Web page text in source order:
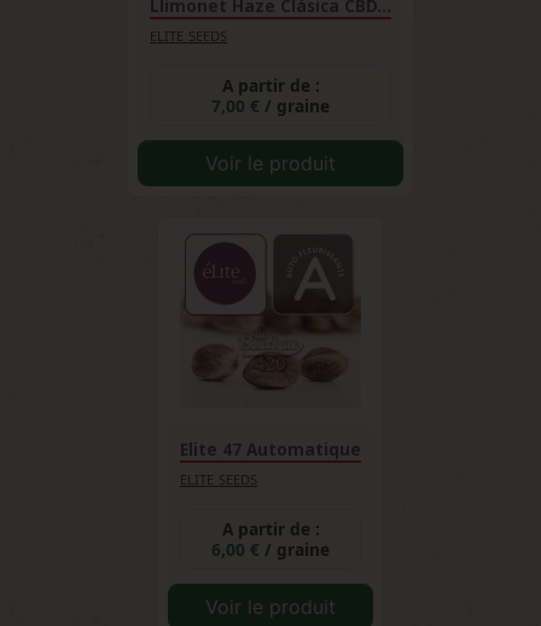
Llimonet Haze Clásica CBD...
ELITE SEEDS
A partir de :
7,00 € / graine
Voir le produit
Elite 47 Automatique
ELITE SEEDS
A partir de :
6,00 € / graine
Voir le produit